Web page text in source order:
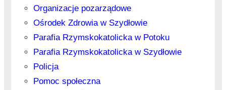
Organizacje pozarządowe
Ośrodek Zdrowia w Szydłowie
Parafia Rzymskokatolicka w Potoku
Parafia Rzymskokatolicka w Szydłowie
Policja
Pomoc społeczna